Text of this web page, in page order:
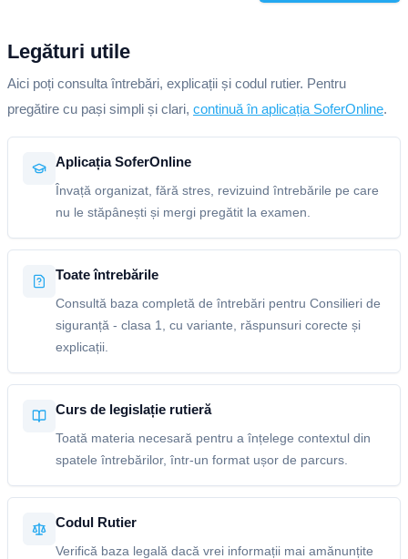
Legături utile
Aici poți consulta întrebări, explicații și codul rutier. Pentru
pregătire cu pași simpli și clari, continuă în aplicația SoferOnline.
Aplicația SoferOnline
Învață organizat, fără stres, revizuind întrebările pe care
nu le stăpânești și mergi pregătit la examen.
Toate întrebările
Consultă baza completă de întrebări pentru Consilieri de
siguranță - clasa 1, cu variante, răspunsuri corecte și
explicații.
Curs de legislație rutieră
Toată materia necesară pentru a înțelege contextul din
spatele întrebărilor, într-un format ușor de parcurs.
Codul Rutier
Verifică baza legală dacă vrei informații mai amănunțite